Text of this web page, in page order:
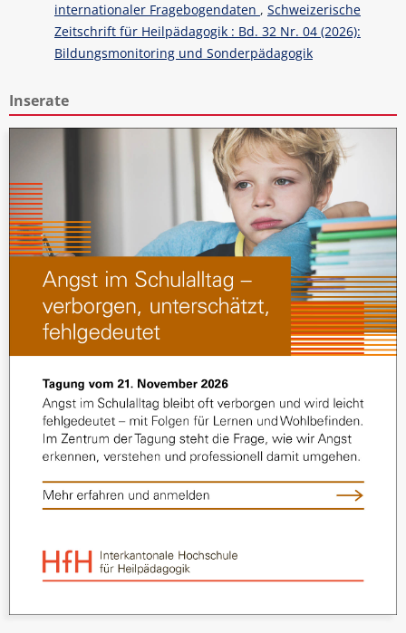
internationaler Fragebogendaten , Schweizerische
Zeitschrift für Heilpädagogik : Bd. 32 Nr. 04 (2026):
Bildungsmonitoring und Sonderpädagogik
Inserate